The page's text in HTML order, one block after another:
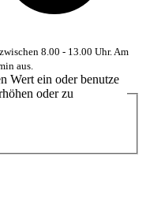
8.00 - 13.00 Uhr. Am
aus.
Wert ein oder benutze
oder zu